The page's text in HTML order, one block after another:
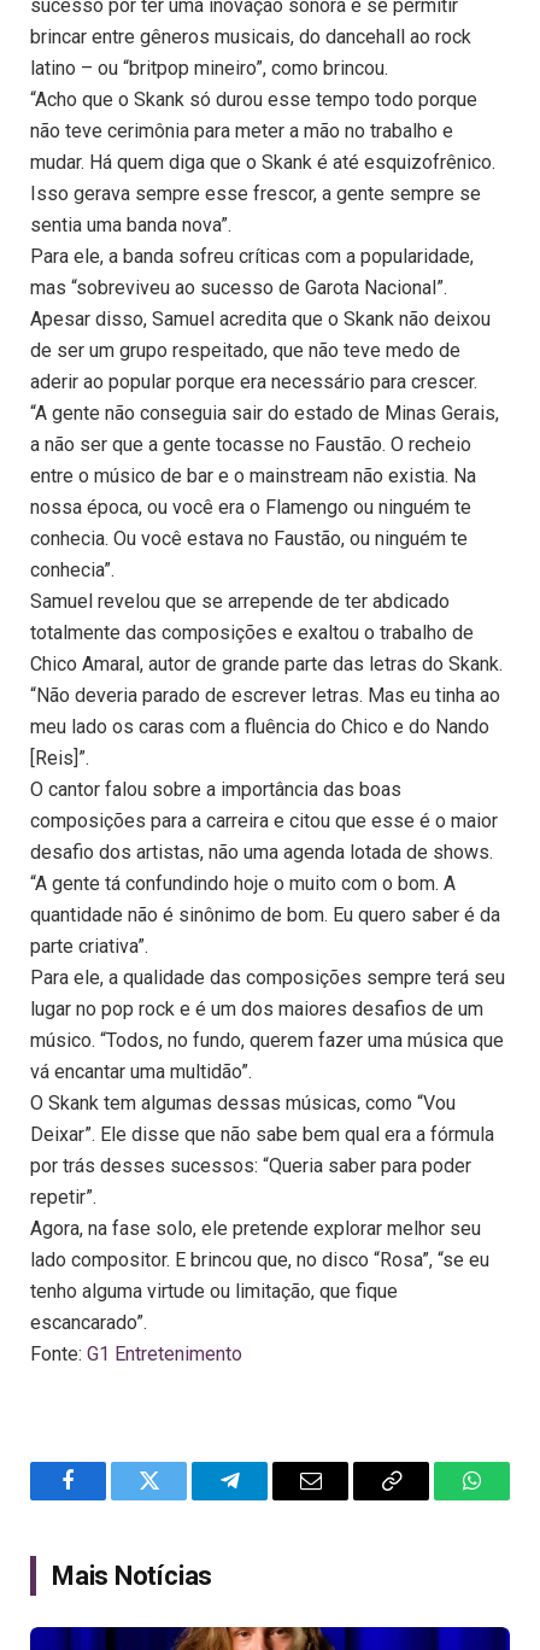
sucesso por ter uma inovação sonora e se permitir
brincar entre gêneros musicais, do dancehall ao rock
latino – ou “britpop mineiro”, como brincou.
“Acho que o Skank só durou esse tempo todo porque
não teve cerimônia para meter a mão no trabalho e
mudar. Há quem diga que o Skank é até esquizofrênico.
Isso gerava sempre esse frescor, a gente sempre se
sentia uma banda nova”.
Para ele, a banda sofreu críticas com a popularidade,
mas “sobreviveu ao sucesso de Garota Nacional”.
Apesar disso, Samuel acredita que o Skank não deixou
de ser um grupo respeitado, que não teve medo de
aderir ao popular porque era necessário para crescer.
“A gente não conseguia sair do estado de Minas Gerais,
a não ser que a gente tocasse no Faustão. O recheio
entre o músico de bar e o mainstream não existia. Na
nossa época, ou você era o Flamengo ou ninguém te
conhecia. Ou você estava no Faustão, ou ninguém te
conhecia”.
Samuel revelou que se arrepende de ter abdicado
totalmente das composições e exaltou o trabalho de
Chico Amaral, autor de grande parte das letras do Skank.
“Não deveria parado de escrever letras. Mas eu tinha ao
meu lado os caras com a fluência do Chico e do Nando
[Reis]”.
O cantor falou sobre a importância das boas
composições para a carreira e citou que esse é o maior
desafio dos artistas, não uma agenda lotada de shows.
“A gente tá confundindo hoje o muito com o bom. A
quantidade não é sinônimo de bom. Eu quero saber é da
parte criativa”.
Para ele, a qualidade das composições sempre terá seu
lugar no pop rock e é um dos maiores desafios de um
músico. “Todos, no fundo, querem fazer uma música que
vá encantar uma multidão”.
O Skank tem algumas dessas músicas, como “Vou
Deixar”. Ele disse que não sabe bem qual era a fórmula
por trás desses sucessos: “Queria saber para poder
repetir”.
Agora, na fase solo, ele pretende explorar melhor seu
lado compositor. E brincou que, no disco “Rosa”, “se eu
tenho alguma virtude ou limitação, que fique
escancarado”.
Fonte: G1 Entretenimento
FacebookTwitter TelegramEmail
Copy
Mais Notícias